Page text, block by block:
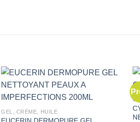
GEL, CRÈME, HUILE